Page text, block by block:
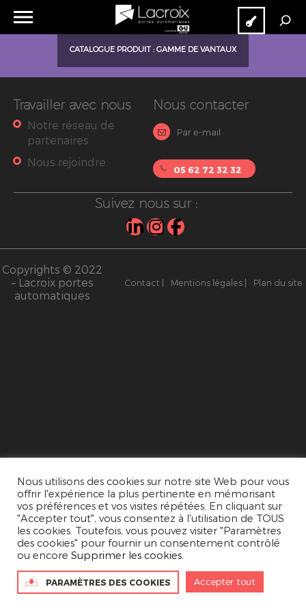
Cloud Extranet
pour :
CATALOGUE PRODUIT : GAMME DE VANTAUX
Travailler avec nous
Notre réseau de
partenaires
Nous rejoindre
Suivez nous sur :
Nous contacter
Par e-mail
05 62 72 32 32
Copyrights © 2022
– Lacroix portes
automatiques
Contact | Mentions légales | Plan du site
Nous utilisons des cookies sur notre site Web pour vous
offrir l'expérience la plus pertinente en mémorisant
vos préférences et vos visites répétées. En cliquant sur
"Accepter tout", vous consentez à l'utilisation de TOUS
les cookies. Toutefois, vous pouvez visiter "Paramètres
des cookies" pour fournir un consentement contrôlé
ou encore Supprimer les cookies
PARAMÈTRES DES COOKIES Accepter tout